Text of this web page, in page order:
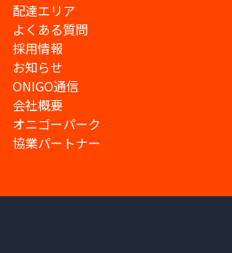
配達エリア
よくある質問
採用情報
お知らせ
ONIGO通信
会社概要
オニゴーパーク
協業パートナー